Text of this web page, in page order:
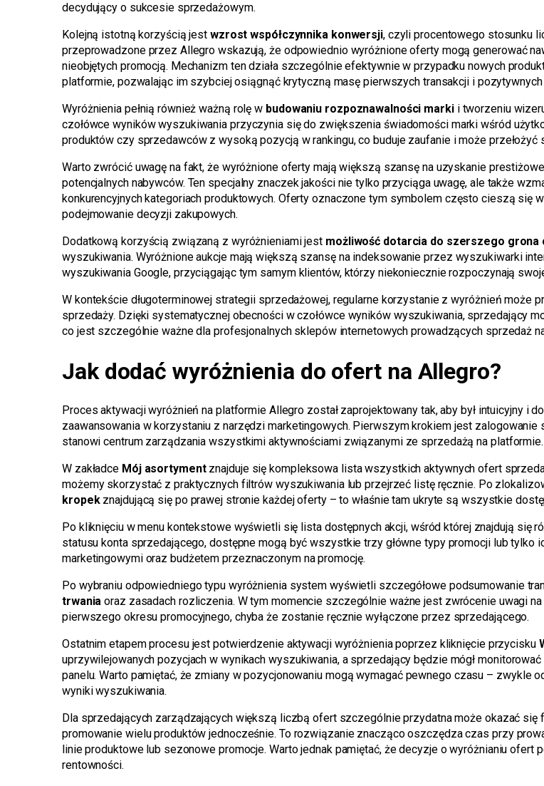
decydujący o sukcesie sprzedażowym.
Kolejną istotną korzyścią jest wzrost współczynnika konwersji, czyli procentowego stosunku
przeprowadzone przez Allegro wskazują, że odpowiednio wyróżnione oferty mogą generować
nieobjętych promocją. Mechanizm ten działa szczególnie efektywnie w przypadku nowych
platformie, pozwalając im szybciej osiągnąć krytyczną masę pierwszych transakcji i pozytywnych
Wyróżnienia pełnią również ważną rolę w budowaniu rozpoznawalności markii tworzeniu
czołówce wyników wyszukiwania przyczynia się do zwiększenia świadomości marki wśród
produktów czy sprzedawców z wysoką pozycją w rankingu, co buduje zaufanie i może
Warto zwrócić uwagę na fakt, że wyróżnione oferty mają większą szansę na uzyskanie
potencjalnych nabywców. Ten specjalny znaczek jakości nie tylko przyciąga uwagę, ale także
konkurencyjnych kategoriach produktowych. Oferty oznaczone tym symbolem często cieszą się
podejmowanie decyzji zakupowych.
Dodatkową korzyścią związaną z wyróżnieniami jest możliwość dotarcia do szerszego grona
wyszukiwania. Wyróżnione aukcje mają większą szansę na indeksowanie przez wyszukiwarki
wyszukiwania Google, przyciągając tym samym klientów, którzy niekoniecznie rozpoczynają
W kontekście długoterminowej strategii sprzedażowej, regularne korzystanie z wyróżnień może
sprzedaży. Dzięki systematycznej obecności w czołówce wyników wyszukiwania, sprzedający
co jest szczególnie ważne dla profesjonalnych sklepów internetowych prowadzących sprzedaż
Jak dodać wyróżnienia do ofert na Allegro?
Proces aktywacji wyróżnień na platformie Allegro został zaprojektowany tak, aby był intuicyjny i
zaawansowania w korzystaniu z narzędzi marketingowych. Pierwszym krokiem jest zalogowanie
stanowi centrum zarządzania wszystkimi aktywnościami związanymi ze sprzedażą na platformie.
W zakładce Mój asortymentznajduje się kompleksowa lista wszystkich aktywnych ofert
możemy skorzystać z praktycznych filtrów wyszukiwania lub przejrzeć listę ręcznie. Po
kropekznajdującą się po prawej stronie każdej oferty – to właśnie tam ukryte są wszystkie
Po kliknięciu w menu kontekstowe wyświetli się lista dostępnych akcji, wśród której znajdują się
statusu konta sprzedającego, dostępne mogą być wszystkie trzy główne typy promocji lub tylko
marketingowymi oraz budżetem przeznaczonym na promocję.
Po wybraniu odpowiedniego typu wyróżnienia system wyświetli szczegółowe podsumowanie
trwania oraz zasadach rozliczenia. W tym momencie szczególnie ważne jest zwrócenie uwagi
pierwszego okresu promocyjnego, chyba że zostanie ręcznie wyłączone przez sprzedającego.
Ostatnim etapem procesu jest potwierdzenie aktywacji wyróżnienia poprzez kliknięcie przycisku
uprzywilejowanych pozycjach w wynikach wyszukiwania, a sprzedający będzie mógł
panelu. Warto pamiętać, że zmiany w pozycjonowaniu mogą wymagać pewnego czasu – zwykle
wyniki wyszukiwania.
Dla sprzedających zarządzających większą liczbą ofert szczególnie przydatna może okazać się
promowanie wielu produktów jednocześnie. To rozwiązanie znacząco oszczędza czas przy
linie produktowe lub sezonowe promocje. Warto jednak pamiętać, że decyzje o wyróżnianiu
rentowności.